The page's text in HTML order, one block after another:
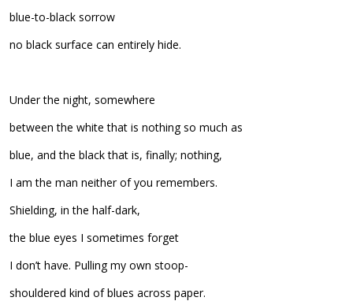
blue-to-black sorrow
no black surface can entirely hide.
Under the night, somewhere
between the white that is nothing so much as
blue, and the black that is, finally; nothing,
I am the man neither of you remembers.
Shielding, in the half-dark,
the blue eyes I sometimes forget
I don’t have. Pulling my own stoop-
shouldered kind of blues across paper.